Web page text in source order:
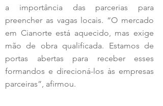
a importância das parcerias para
preencher as vagas locais. “O mercado
em Cianorte está aquecido, mas exige
mão de obra qualificada. Estamos de
portas abertas para receber esses
formandos e direcioná-los às empresas
parceiras”, afirmou.